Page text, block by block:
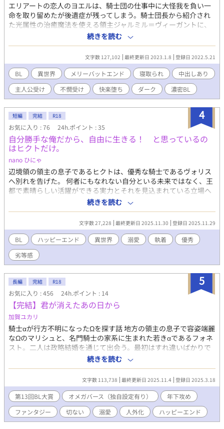
エリアートの恋人のヨエルは、騎士団の仕事中に大怪我を負い一
命を取り留めたが後遺症が残ってしまう。騎士団長から紹介され
た光属性の治癒魔法を使える領主ジャルミル＝ヴィーガントに、
ヨエルを治療してもらうことになった。しかし光属性の治癒魔法
を使うには大量の魔力を使用し、回復にも時間がかかるという。
素早く魔力を回復するには性行為が必要だとジャルミルから言わ
れ、エリアートはヨエルには秘密のまま協力する。ジャルミルは
温厚な外見とは裏腹に激しい獣のような性行為をし、エリアート
は次第に快楽に溺れていってしまう。 ・外面はいい絶倫邪悪な領
主✕恋人のために抱かれる青年 ・領主の息子の邪悪な少年✕恋人
のために抱かれる青年 【全12話】 【他サイト（ムーンライト）か
らの転載となります】 ※メリーバッドエンドになります ※恋人が
いる受けが寝取られる話です。寝取られ苦手な方はご注意くださ
い。 ※男性妊娠の話もあります。苦手な方はご注意ください。 ※
死ぬ登場人物がでます。人によっては胸糞展開ですのでご注意く
ださい。 ※攻めは3人出てきます。 ※なんでも許せる方向けで
す。
続きを読む
文字数 127,102 最終更新日 2023.1.8 登録日 2022.5.21
BL 異世界 メリーバットエンド 寝取られ
中出しあり
主人公受け
不憫受け 快楽堕ち ダーク 濃密BL
4
短編 完結 R18
お気に入り : 76 24h.ポイント : 35
自分勝手な俺だから、自由に生きる！ と思っているの
はヒクトだけ。
nano ひにゃ
辺境領の領主の息子であるヒクトは、優秀な騎士であるヴォリス
へ別れを告げた。 何者にもなれない自分といる未来ではなく、王
都で素晴らしい活躍ができる実力とそれを見込まれている立場へ
送り出すために。 ※R１８表現は予告なく入ります。 ※ムーンラ
イトノベルにも掲載。
続きを読む
文字数 27,228 最終更新日 2025.11.30 登録日 2025.11.29
BL ハッピーエンド 異世界 溺愛 執着
優秀
劣等感
5
長編 完結 R18
お気に入り : 456 24h.ポイント : 14
【完結】君が消えたあの日から
加賀ユカリ
騎士αが行方不明になったΩを探す話 地方の領主の息子で容姿端麗
なΩのマリシュと、名門騎士の家系に生まれた若きαであるフォネ
スト。二人は政略結婚を通じて出会う。最初はすれ違いばかりで
あったが、次第に心を通わせ、正式に番となる。 しかし、ある日
フォネストは瀕死の重症を負う。マリシュはそんなフォネストを
救うため、ある覚悟を決める── 攻め：フォネスト。α、十五
歳。名門騎士の一人息子。 受け：マリシュ。Ω、二十歳。地方領
主の息子。容姿端麗。 ・オメガバースの独自設定があります ・性
描写のある話には※を付けています ・一部暴力表現あり ・最終話
まで執筆済みです(全43話) ・19時更新 ※ムーンライトノベルズに
も掲載しています。
続きを読む
文字数 113,738 最終更新日 2025.11.4 登録日 2025.3.18
第13回BL大賞 オメガバース（独自設定有り）
年下攻め
ファンタジー
切ない 溺愛 人外化 ハッピーエンド